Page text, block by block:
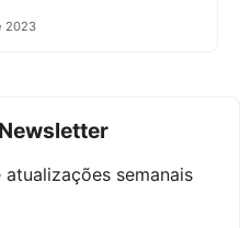
2023
semanais